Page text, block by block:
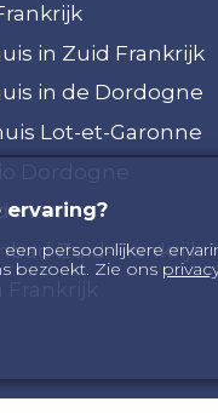
in Zuid Frankrijk
in de Dordogne
Lot-et-Garonne
Lot
Zuid-Frankrijk
ervaring?
persoonlijkere
bezoekt. Zie ons